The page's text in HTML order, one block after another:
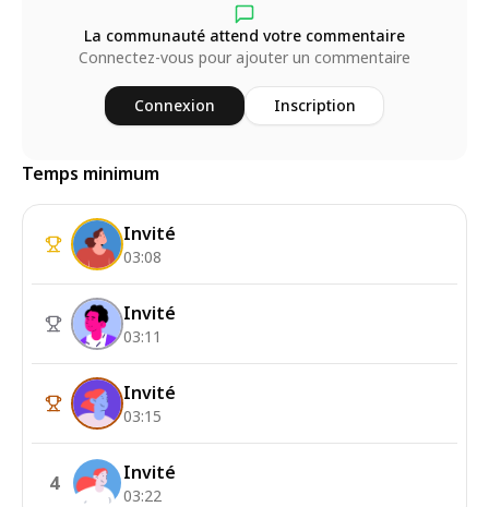
La communauté attend votre commentaire
Connectez-vous pour ajouter un commentaire
Connexion Inscription
Temps minimum
Invité
03:08
Invité
03:11
Invité
03:15
4 Invité
03:22